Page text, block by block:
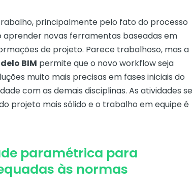
principalmente pelo fato do processo
aprender novas ferramentas baseadas em
de projeto. Parece trabalhoso, mas a
BIM permite que o novo workflow seja
muito mais precisas em fases iniciais do
com as demais disciplinas. As atividades se
projeto mais sólido e o trabalho em equipe é
paramétrica para
às normas